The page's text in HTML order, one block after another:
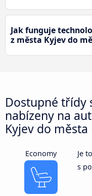
Jak funguje
z města Kyjev do
Dostupné třídy
nabízeny na
Kyjev do města
Economy
Je
s